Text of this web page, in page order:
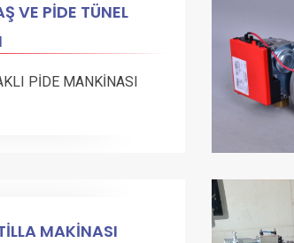
VE PİDE TÜNEL
PİDE MANKİNASI
MAKİNASI